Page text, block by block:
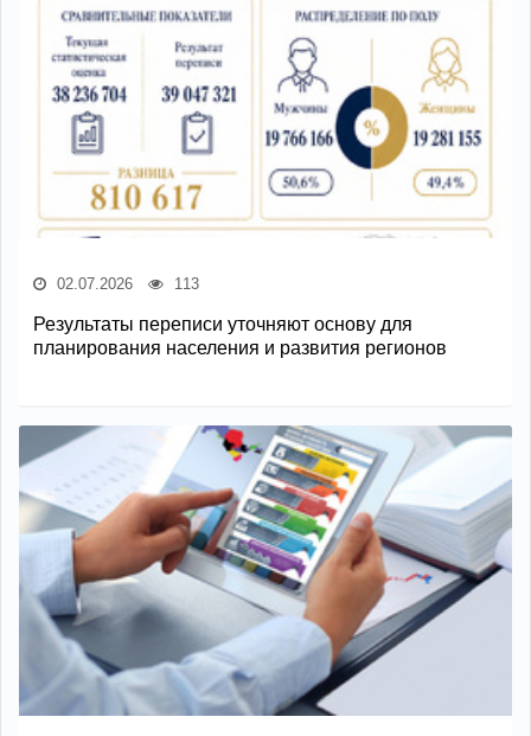
02.07.2026 113
Результаты переписи уточняют основу для
планирования населения и развития регионов